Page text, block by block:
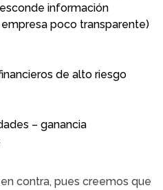
información
poco transparente)
de alto riesgo
– ganancia
contra, pues creemos que